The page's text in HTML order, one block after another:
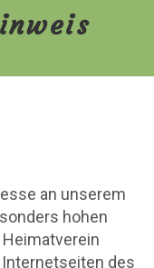
an unserem
hohen
Internetseiten des